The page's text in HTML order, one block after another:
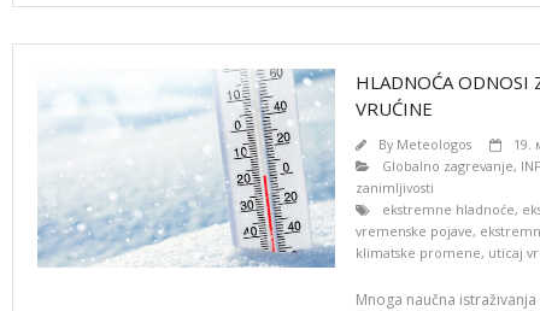
HLADNOĆA ODNOSI
VRUĆINE
By Meteologos
19.
Globalno zagrevanje,
zanimljivosti
ekstremne hladnoće,
vremenske pojave,
klimatske promene, uticaj
Mnoga naučna